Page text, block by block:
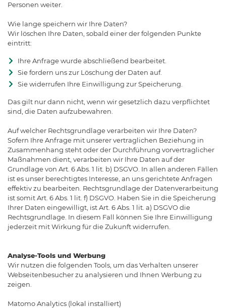
Personen weiter.
Wie lange speichern wir Ihre Daten?
Wir löschen Ihre Daten, sobald einer der folgenden Punkte
eintritt:
Ihre Anfrage wurde abschließend bearbeitet.
Sie fordern uns zur Löschung der Daten auf.
Sie widerrufen Ihre Einwilligung zur Speicherung.
Das gilt nur dann nicht, wenn wir gesetzlich dazu verpflichtet
sind, die Daten aufzubewahren.
Auf welcher Rechtsgrundlage verarbeiten wir Ihre Daten?
Sofern Ihre Anfrage mit unserer vertraglichen Beziehung in
Zusammenhang steht oder der Durchführung vorvertraglicher
Maßnahmen dient, verarbeiten wir Ihre Daten auf der
Grundlage von Art. 6 Abs. 1 lit. b) DSGVO. In allen anderen Fällen
ist es unser berechtigtes Interesse, an uns gerichtete Anfragen
effektiv zu bearbeiten. Rechtsgrundlage der Datenverarbeitung
ist somit Art. 6 Abs. 1 lit. f) DSGVO. Haben Sie in die Speicherung
Ihrer Daten eingewilligt, ist Art. 6 Abs. 1 lit. a) DSGVO die
Rechtsgrundlage. In diesem Fall können Sie Ihre Einwilligung
jederzeit mit Wirkung für die Zukunft widerrufen.
Analyse-Tools und Werbung
Wir nutzen die folgenden Tools, um das Verhalten unserer
Webseitenbesucher zu analysieren und Ihnen Werbung zu
zeigen.
Matomo Analytics (lokal installiert)